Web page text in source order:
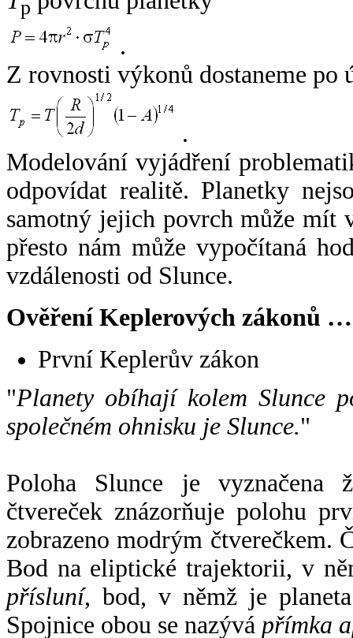
p
.
Z rovnosti výkonů dostaneme po
.
Modelování vyjádření
odpovídat realitě. Planetky
samotný jejich povrch může mít
přesto nám může vypočítaná
vzdálenosti od Slunce.
Ověření Keplerových zákonů …
První Keplerův zákon
"Planety obíhají kolem Slunce
společném ohnisku je Slunce."
Poloha Slunce je vyznačena
čtvereček znázorňuje polohu
zobrazeno modrým čtverečkem.
Bod na eliptické trajektorii, v
přísluní, bod, v němž je
Spojnice obou se nazývá přímka